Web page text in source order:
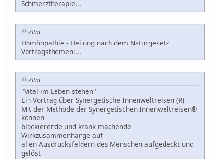
Schmerztherapie....
Zitat
Homöopathie - Heilung nach dem Naturgesetz
Vortragsthemen:....
Zitat
"Vital im Leben stehen"
Ein Vortrag über Synergetische Innenweltreisen (R)
Mit der Methode der Synergetischen Innenweltreisen®
können
blockierende und krank machende
Wirkzusammenhänge auf
allen Ausdrucksfeldern des Menschen aufgedeckt und
gelöst